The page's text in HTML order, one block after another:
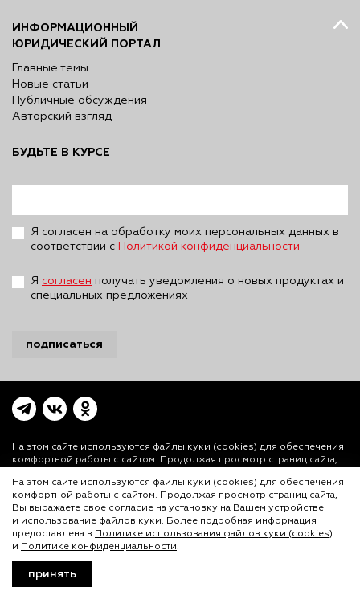
ИНФОРМАЦИОННЫЙ
ЮРИДИЧЕСКИЙ ПОРТАЛ
Главные темы
Новые статьи
Публичные обсуждения
Авторский взгляд
БУДЬТЕ В КУРСЕ
Я согласен на обработку моих персональных данных в
соответствии с
Политикой конфиденциальности
Я согласен получать уведомления о новых продуктах и
специальных предложениях
подписаться
На этом сайте используются файлы куки (cookies) для обеспечения
комфортной работы с сайтом. Продолжая просмотр страниц сайта,
использование файлов куки. Более подробная информация
предоставлена вПолитике использования файлов куки (cookies)и
Политике конфиденциальности.
© ООО «Лигал Академия» 2016-2026.
только с согласия ООО «Лигал Академия».
На этом сайте используются файлы куки (cookies) для обеспечения
комфортной работы с сайтом. Продолжая просмотр страниц сайта,
Вы выражаете свое согласие на установку на Вашем устройстве
и использование файлов куки. Более подробная информация
предоставлена в Политике использования файлов куки (cookies)
и Политике конфиденциальности.
принять